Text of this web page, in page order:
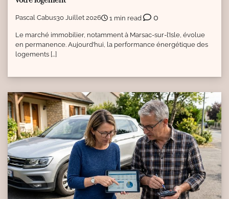
Pascal Cabus30 Juillet 2026 1 min read 0
Le marché immobilier, notamment à Marsac-sur-l’Isle, évolue
en permanence. Aujourd’hui, la performance énergétique des
logements […]